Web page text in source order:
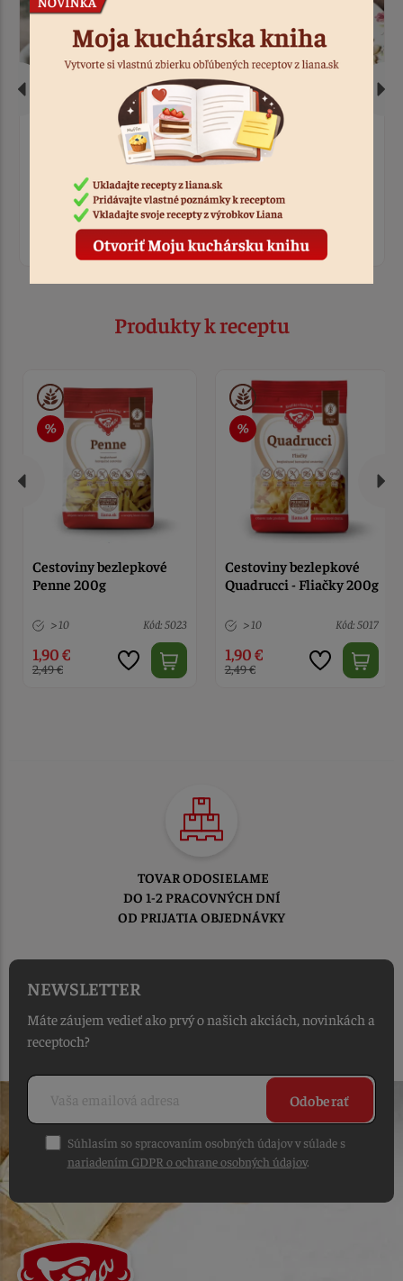
Tatiana
Domáce bezlepkové
opekance "bobaľky" s
makom
2:30
Kurací paprikáš s
kolienkami Liana
1:30
Produkty k receptu
Cestoviny bezlepkové
Penne 200g
> 10 Kód: 5023
1,90 €
2,49 €
Cestoviny bezlepkové
Quadrucci - Fliačky 200g
> 10 Kód: 5017
1,90 €
2,49 €
TOVAR ODOSIELAME
DO 1-2 PRACOVNÝCH DNÍ
OD PRIJATIA OBJEDNÁVKY
NEWSLETTER
Máte záujem vedieť ako prvý o našich akciách, novinkách a
receptoch?
Odoberať
Súhlasím so spracovaním osobných údajov v súlade s
nariadením GDPR o ochrane osobných údajov.